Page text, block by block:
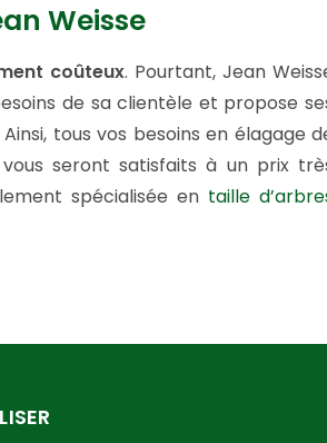
Weisse
coûteux. Pourtant, Jean
de sa clientèle et propose
tous vos besoins en élagage
seront satisfaits à un prix
spécialisée en taille